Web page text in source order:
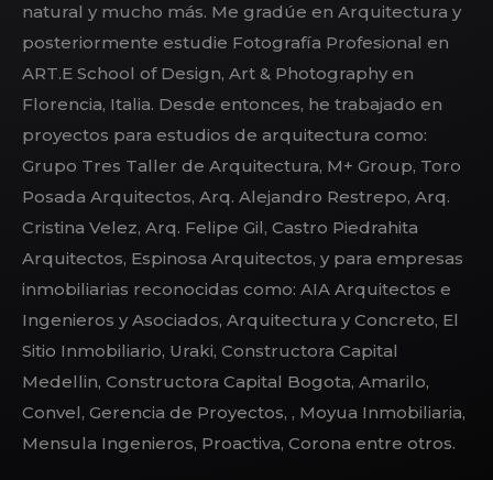
natural y mucho más. Me gradúe en Arquitectura y
posteriormente estudie Fotografía Profesional en
ART.E School of Design, Art & Photography en
Florencia, Italia. Desde entonces, he trabajado en
proyectos para estudios de arquitectura como:
Grupo Tres Taller de Arquitectura, M+ Group, Toro
Posada Arquitectos, Arq. Alejandro Restrepo, Arq.
Cristina Velez, Arq. Felipe Gil, Castro Piedrahita
Arquitectos, Espinosa Arquitectos, y para empresas
inmobiliarias reconocidas como: AIA Arquitectos e
Ingenieros y Asociados, Arquitectura y Concreto, El
Sitio Inmobiliario, Uraki, Constructora Capital
Medellin, Constructora Capital Bogota, Amarilo,
Convel, Gerencia de Proyectos, , Moyua Inmobiliaria,
Mensula Ingenieros, Proactiva, Corona entre otros.